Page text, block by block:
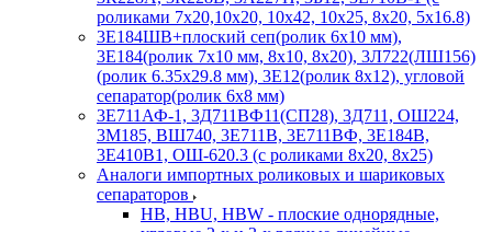
роликами 7х20,10х20, 10х42, 10х25, 8х20, 5х16.8)
3Е184ШВ+плоский сеп(ролик 6х10 мм),
3Е184(ролик 7х10 мм, 8х10, 8х20), 3Л722(ЛШ156)
(ролик 6.35х29.8 мм), 3Е12(ролик 8х12), угловой
сепаратор(ролик 6х8 мм)
3Е711АФ-1, 3Д711ВФ11(СП28), 3Д711, ОШ224,
3М185, ВШ740, 3Е711В, 3Е711ВФ, 3Е184В,
3Е410В1, ОШ-620.3 (с роликами 8х20, 8х25)
Аналоги импортных роликовых и шариковых
сепараторов
HB, HBU, HBW - плоские однорядные,